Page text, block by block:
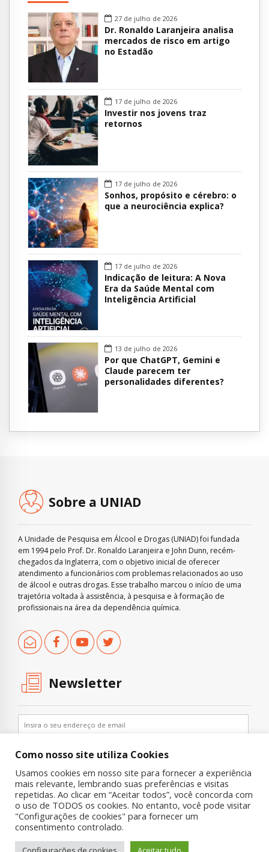
27 de julho de 2026
Dr. Ronaldo Laranjeira analisa
mercados de risco em artigo
no Estadão
17 de julho de 2026
Investir nos jovens traz
retornos
17 de julho de 2026
Sonhos, propósito e cérebro: o
que a neurociência explica?
17 de julho de 2026
Indicação de leitura: A Nova
Era da Saúde Mental com
Inteligência Artificial
13 de julho de 2026
Por que ChatGPT, Gemini e
Claude parecem ter
personalidades diferentes?
Sobre a UNIAD
A Unidade de Pesquisa em Álcool e Drogas (UNIAD) foi fundada
em 1994 pelo Prof. Dr. Ronaldo Laranjeira e John Dunn, recém-
chegados da Inglaterra, com o objetivo inicial de oferecer
atendimento a funcionários com problemas relacionados ao uso
de álcool e outras drogas. Esse trabalho marcou o início de uma
trajetória voltada à assistência, à pesquisa e à formação de
profissionais na área da dependência química.
Newsletter
Copyright © 2019 UNIAD – Unidade de Pesquisa em Álcool e Drogas
Quem Somos Nossa História
Onde Procurar Ajuda?
Como nosso site utiliza Cookies
Usamos cookies em nosso site para fornecer a experiência
mais relevante, lembrando suas preferências e visitas
repetidas. Ao clicar em “Aceitar todos”, você concorda com
o uso de TODOS os cookies. No entanto, você pode visitar
"Configurações de cookies" para fornecer um
consentimento controlado.